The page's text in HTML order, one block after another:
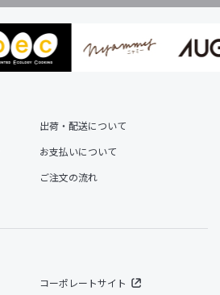
出荷・配送について
お支払いについて
ご注文の流れ
コーポレートサイト